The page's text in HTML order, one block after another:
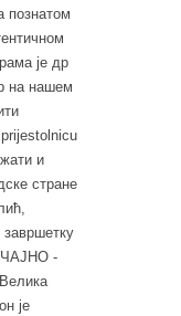
познатом
је др
на нашем
и
стране
-
је